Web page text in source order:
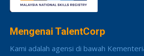
Mengenai TalentCorp
Kami adalah agensi di bawah